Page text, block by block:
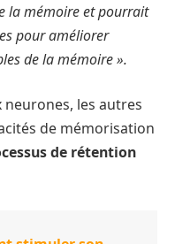
la mémoire et pourrait
pour améliorer
de la mémoire ».
les autres
de mémorisation
de rétention